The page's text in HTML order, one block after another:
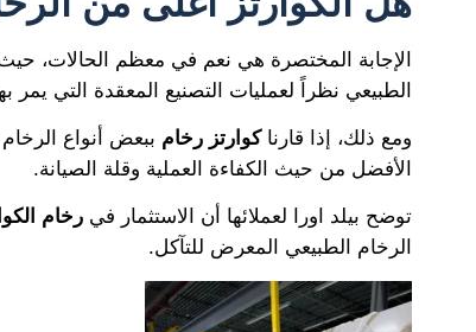
الإجابة المختصرة هي نعم في معظم الحالات،
الطبيعي نظراً لعمليات التصنيع المعقدة التي يمر
ومع ذلك، إذا قارناكوارتز رخام ببعض أنواع
الأفضل من حيث الكفاءة العملية وقلة الصيانة.
توضح بيلد اورا لعملائها أن الاستثمار في رخام
الرخام الطبيعي المعرض للتآكل.